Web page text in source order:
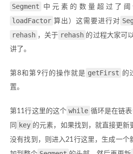
Segment 中元素的数量超过了
loadFactor 算出）这需要进行对
rehash ，关于 rehash 的过程大家可
讲了。
第8和第9行的操作就是 getFirst
的
置。
第11行这里的这个 while 循环是在链
同 key 的元素，如果找到，就直接更新
没有找到，则进入21行这里，生成一个